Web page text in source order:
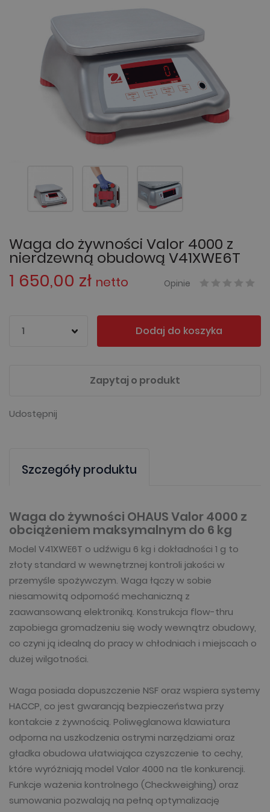
Waga do żywności Valor 4000 z
nierdzewną obudową V41XWE6T
1 650,00 zł netto Opinie
Dodaj do koszyka
Zapytaj o produkt
Udostępnij
Szczegóły produktu
Waga do żywności OHAUS Valor 4000 z
obciążeniem maksymalnym do 6 kg
Model V41XWE6T o udźwigu 6 kg i dokładności 1 g to
złoty standard w wewnętrznej kontroli jakości w
przemyśle spożywczym. Waga łączy w sobie
niesamowitą odporność mechaniczną z
zaawansowaną elektroniką. Konstrukcja flow-thru
zapobiega gromadzeniu się wody wewnątrz obudowy,
co czyni ją idealną do pracy w chłodniach i miejscach o
dużej wilgotności.
Waga posiada dopuszczenie NSF oraz wspiera systemy
HACCP, co jest gwarancją bezpieczeństwa przy
kontakcie z żywnością. Poliwęglanowa klawiatura
odporna na uszkodzenia ostrymi narzędziami oraz
gładka obudowa ułatwiająca czyszczenie to cechy,
które wyróżniają model Valor 4000 na tle konkurencji.
Funkcje ważenia kontrolnego (Checkweighing) oraz
sumowania pozwalają na pełną optymalizację